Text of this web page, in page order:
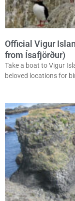
Official Vigur
from Ísafjörður)
Take a boat to Vigur
beloved locations for